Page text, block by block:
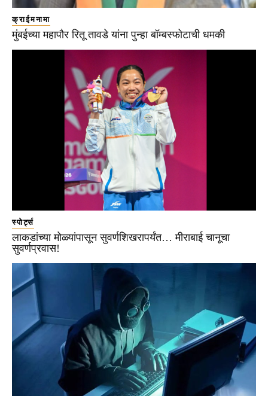
क्राईमनामा
मुंबईच्या महापौर रितू तावडे यांना पुन्हा बॉम्बस्फोटाची धमकी
स्पोर्ट्स
लाकडांच्या मोळ्यांपासून सुवर्णशिखरापर्यंत… मीराबाई चानूचा
सुवर्णप्रवास!